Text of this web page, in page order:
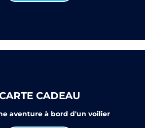
CADEAU
aventure à bord d'un voilier